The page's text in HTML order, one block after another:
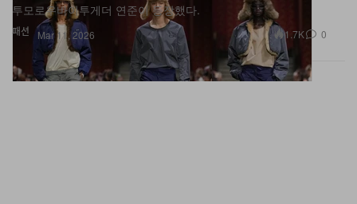
패션
투모로우바이투게더 연준이 등장했다.
Mar 11, 2026 1.7K 0